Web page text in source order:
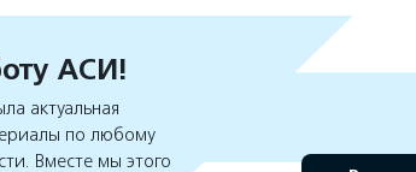
АСИ!
актуальная
по любому
Вместе мы этого